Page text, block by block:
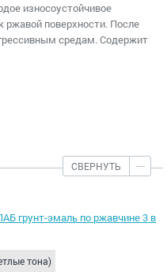
износоустойчивое
поверхности. После
средам. Cодержит
СВЕРНУТЬ
грунт-эмаль по ржавчине 3 в
тона)